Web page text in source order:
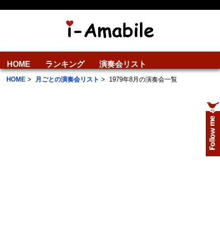
HOME ランキング 演奏会リスト
HOME > 月ごとの演奏会リスト > 1979年8月の演奏会一覧